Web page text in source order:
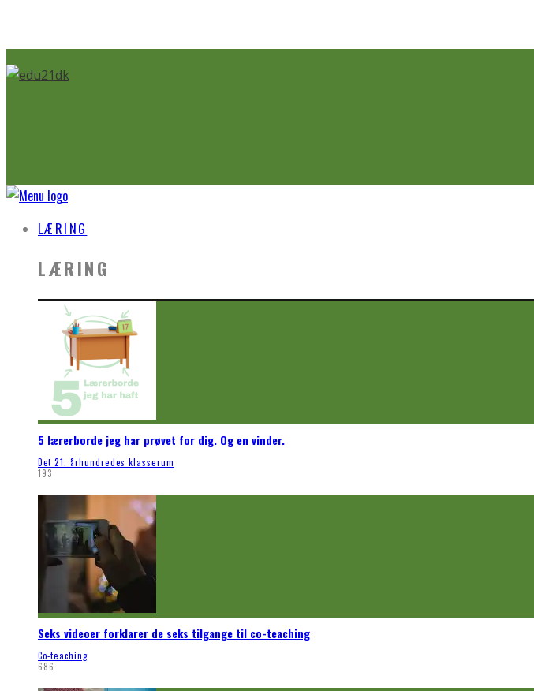
LÆRING
LÆRING
5 lærerborde jeg har prøvet for dig. Og en vinder.
Det 21. århundredes klasserum
193
Seks videoer forklarer de seks tilgange til co-teaching
Co-teaching
686